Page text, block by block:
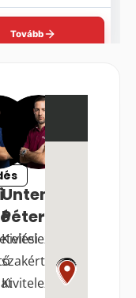
Untener
Péter
Kivitelezési
szakértő
Kivitelezés